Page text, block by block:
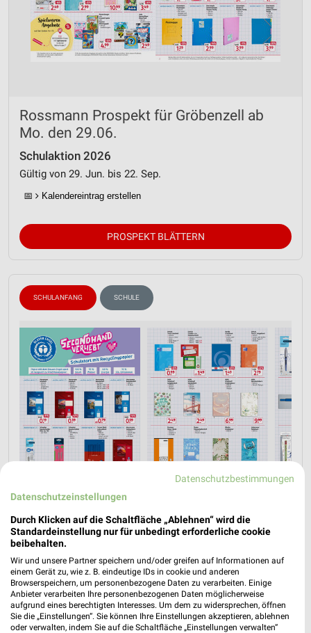
Rossmann Prospekt für Gröbenzell ab
Mo. den 29.06.
Schulaktion 2026
Gültig von 29. Jun. bis 22. Sep.
📅 Kalendereintrag erstellen
PROSPEKT BLÄTTERN
SCHULANFANG SCHULE
Jetzt alle "Schulanfang" Themen entdecken!
Angebote-Kalender für Rossmann in
Datenschutzbestimmungen
Datenschutzeinstellungen
Durch Klicken auf die Schaltfläche „Ablehnen“ wird die
Standardeinstellung nur für unbedingt erforderliche cookie
beibehalten.
Wir und unsere Partner speichern und/oder greifen auf Informationen auf
einem Gerät zu, wie z. B. eindeutige IDs in cookie und anderen
Browserspeichern, um personenbezogene Daten zu verarbeiten. Einige
Anbieter verarbeiten Ihre personenbezogenen Daten möglicherweise
aufgrund eines berechtigten Interesses. Um dem zu widersprechen, öffnen
Sie die „Einstellungen“. Sie können Ihre Einstellungen akzeptieren, ablehnen
oder verwalten, indem Sie auf die Schaltfläche „Einstellungen verwalten“